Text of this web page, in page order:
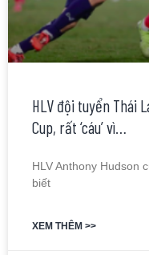
HLV đội tuyển Thái
Cup, rất ‘cáu’ vì…
HLV Anthony Hudson
biết
XEM THÊM >>